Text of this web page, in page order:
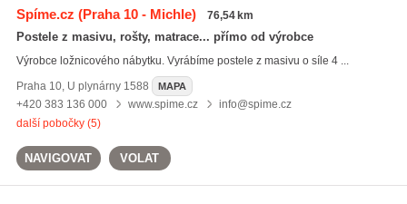
Spíme.cz (Praha 10 - Michle) 76,54 km
Postele z masivu, rošty, matrace... přímo od výrobce
Výrobce ložnicového nábytku. Vyrábíme postele z masivu o síle 4 ...
Praha 10, U plynárny 1588 MAPA
+420 383 136 000 www.spime.cz
info@spime.cz
další pobočky (5)
NAVIGOVAT VOLAT